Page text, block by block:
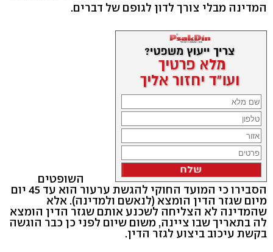
המדינה מבלי צורך לדון לגופם של דברים.
השופטים
הסבירו כי המועד החוקי להגשת ערעור הוא עד 45 יום
מיום שגזר הדין הומצא (לנאשם ולמדינה). אלא
שהמדינה לא הצליחה לשכנע אותם שגזר הדין הומצא
לה בתאריך שבו ציינה, משום שיום לפני כן כבר הוגשה
בקשת עיכוב ביצוע לגזר הדין.